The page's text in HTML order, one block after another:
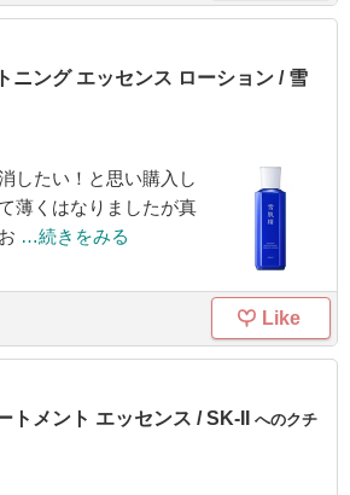
ニング エッセンス ローション / 雪
したい！と思い購入し
薄くはなりましたが真
…続きをみる
Like
トメント エッセンス / SK-II へのクチ